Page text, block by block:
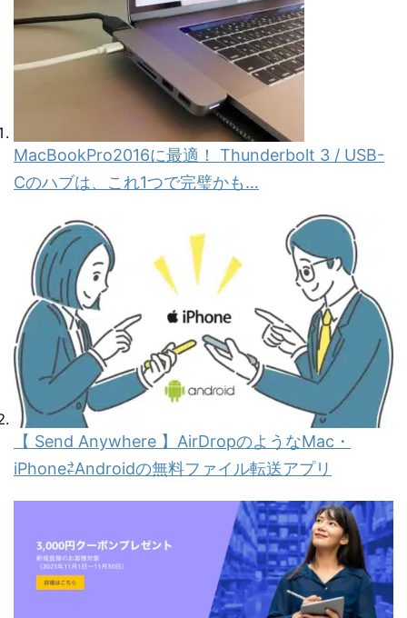
MacBookPro2016に最適！ Thunderbolt 3 / USB-
Cのハブは、これ1つで完璧かも…
【 Send Anywhere 】AirDropのようなMac・
iPhone⇄Androidの無料ファイル転送アプリ